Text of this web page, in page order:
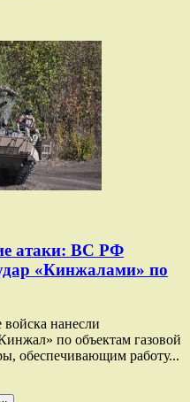
атаки: ВС РФ
«Кинжалами» по
нанесли
по объектам газовой
обеспечивающим работу...